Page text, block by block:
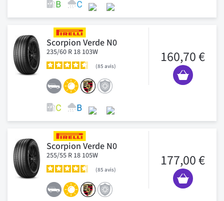
Scorpion Verde N0
235/60 R 18 103W
85 avis
160,70 €
Scorpion Verde N0
255/55 R 18 105W
85 avis
177,00 €